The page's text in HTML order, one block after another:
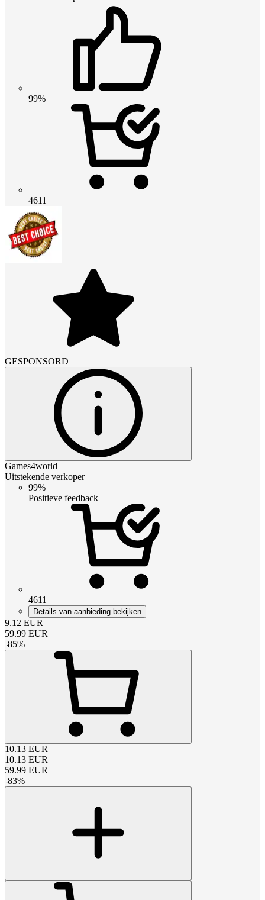
99%
4611
GESPONSORD
Games4world
Uitstekende verkoper
99%
Positieve feedback
4611
Details van aanbieding bekijken
9.12 EUR
59.99 EUR
-85%
10.13 EUR
10.13 EUR
59.99 EUR
-83%